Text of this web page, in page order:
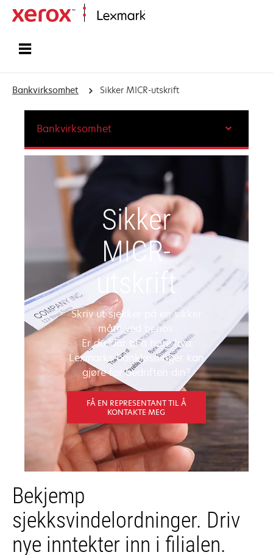
Bankvirksomhet Sikker MICR-utskrift
Sikker
MICR-
utskrift
Skriv ut sjekker på en sikker
måte ved behov.
Er du klar til å høre hva
Lexmarks bankløsninger kan
gjøre for bedriften din?
FÅ EN REPRESENTANT TIL Å
KONTAKTE MEG
Bankvirksomhet
Bekjemp
sjekksvindelordninger. Driv
nye inntekter inn i filialen.